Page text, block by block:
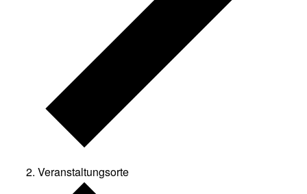
Veranstaltungsorte